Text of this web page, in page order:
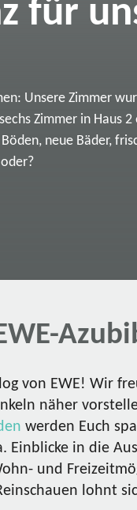
für
Unsere Zimmer
Zimmer in Haus
neue Bäder,
von EWE! Wir
näher
werden Euch
Einblicke in die
und
lohnt